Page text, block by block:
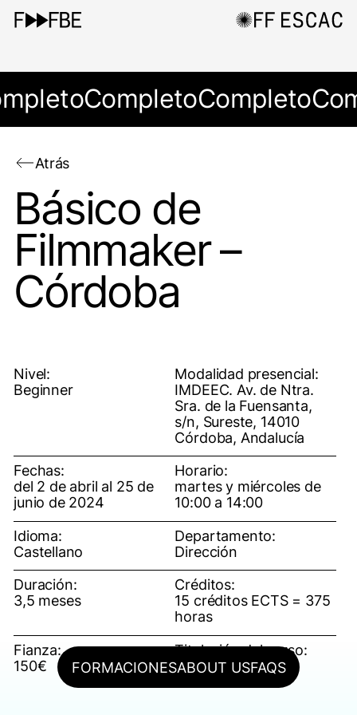
FORMACIONESABOUT USFAQS
CompletoCompleto
Atrás
Básico de
Filmmaker –
Córdoba
Nivel:
Beginner
Modalidad presencial:
IMDEEC. Av. de Ntra.
Sra. de la Fuensanta,
s/n, Sureste, 14010
Córdoba, Andalucía
Fechas:
del 2 de abril al 25 de
junio de 2024
Horario:
martes y miércoles de
10:00 a 14:00
Idioma:
Castellano
Departamento:
Dirección
Duración:
3,5 meses
Créditos:
15 créditos ECTS = 375
horas
Fianza:
150€
Titulación del curso:
Curso básico de